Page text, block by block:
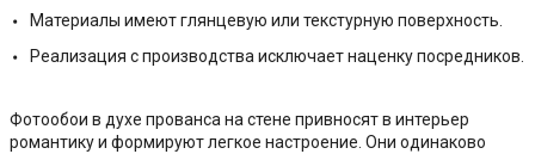
Материалы имеют глянцевую или текстурную поверхность.
Реализация с производства исключает наценку посредников.
Фотообои в духе прованса на стене привносят в интерьер
романтику и формируют легкое настроение. Они одинаково